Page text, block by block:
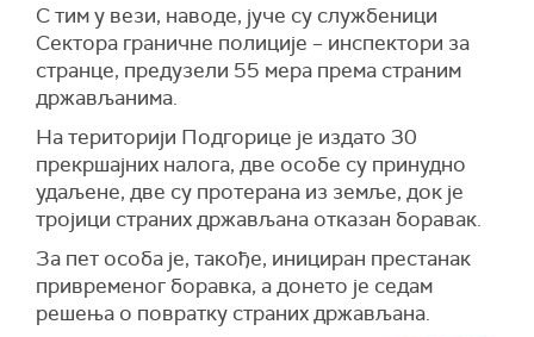
С тим у вези, наводе, јуче су службеници
Сектора граничне полиције – инспектори за
странце, предузели 55 мера према страним
држављанима.
На територији Подгорице је издато 30
прекршајних налога, две особе су принудно
удаљене, две су протерана из земље, док је
тројици страних држављана отказан боравак.
За пет особа је, такође, инициран престанак
привременог боравка, а донето је седам
решења о повратку страних држављана.